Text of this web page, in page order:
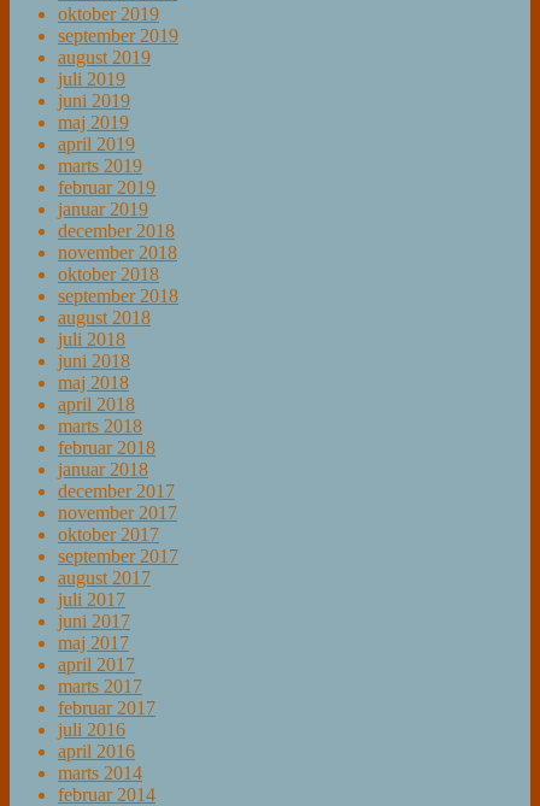
oktober 2019
september 2019
august 2019
juli 2019
juni 2019
maj 2019
april 2019
marts 2019
februar 2019
januar 2019
december 2018
november 2018
oktober 2018
september 2018
august 2018
juli 2018
juni 2018
maj 2018
april 2018
marts 2018
februar 2018
januar 2018
december 2017
november 2017
oktober 2017
september 2017
august 2017
juli 2017
juni 2017
maj 2017
april 2017
marts 2017
februar 2017
juli 2016
april 2016
marts 2014
februar 2014